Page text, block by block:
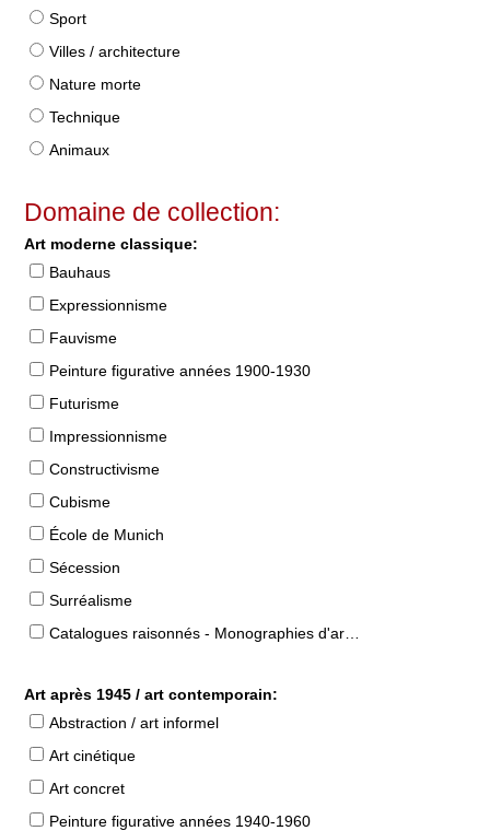
Sport
Villes / architecture
Nature morte
Technique
Animaux
Domaine de collection:
Art moderne classique:
Bauhaus
Expressionnisme
Fauvisme
Peinture figurative années 1900-1930
Futurisme
Impressionnisme
Constructivisme
Cubisme
École de Munich
Sécession
Surréalisme
Catalogues raisonnés - Monographies d'artistes
Art après 1945 / art contemporain:
Abstraction / art informel
Art cinétique
Art concret
Peinture figurative années 1940-1960